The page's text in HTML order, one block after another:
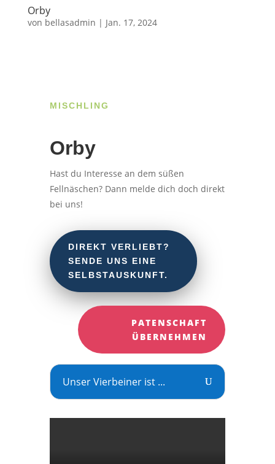
Orby
von bellasadmin | Jan. 17, 2024
MISCHLING
Orby
Hast du Interesse an dem süßen
Fellnäschen? Dann melde dich doch direkt
bei uns!
DIREKT VERLIEBT?
SENDE UNS EINE
SELBSTAUSKUNFT.
PATENSCHAFT
ÜBERNEHMEN
Unser Vierbeiner ist ...